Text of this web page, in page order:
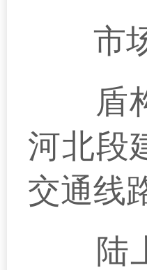
市场
盾构
河北段
交通线
陆上